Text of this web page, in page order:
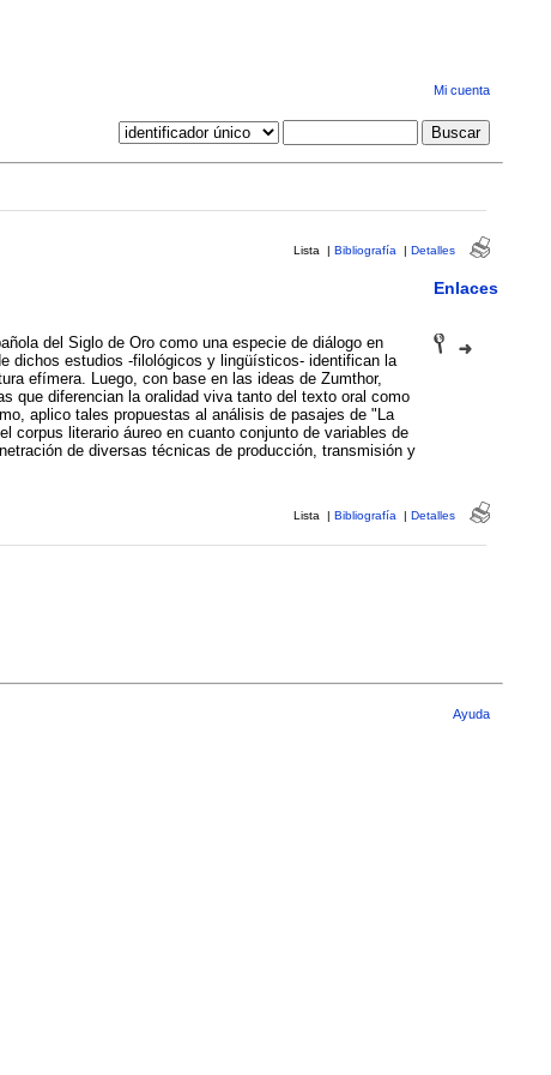
Mi cuenta
Lista | Bibliografía | Detalles
Enlaces
del Siglo de Oro como una especie de diálogo en
dichos estudios -filológicos y lingüísticos- identifican la
efímera. Luego, con base en las ideas de Zumthor,
que diferencian la oralidad viva tanto del texto oral como
aplico tales propuestas al análisis de pasajes de "La
corpus literario áureo en cuanto conjunto de variables de
de diversas técnicas de producción, transmisión y
Lista | Bibliografía | Detalles
Ayuda